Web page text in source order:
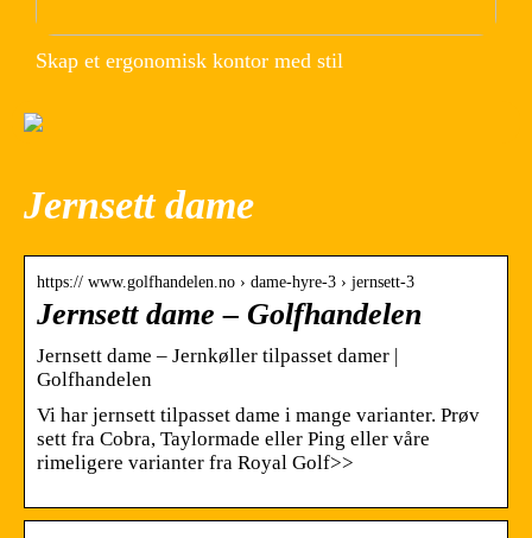
Skap et ergonomisk kontor med stil
Jernsett dame
https:// www.golfhandelen.no › dame-hyre-3 › jernsett-3
Jernsett dame – Golfhandelen
Jernsett dame – Jernkøller tilpasset damer |
Golfhandelen
Vi har jernsett tilpasset dame i mange varianter. Prøv
sett fra Cobra, Taylormade eller Ping eller våre
rimeligere varianter fra Royal Golf>>